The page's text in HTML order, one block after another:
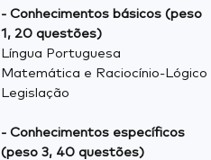
- Conhecimentos básicos (peso
1, 20 questões)
Língua Portuguesa
Matemática e Raciocínio-Lógico
Legislação
- Conhecimentos específicos
(peso 3, 40 questões)